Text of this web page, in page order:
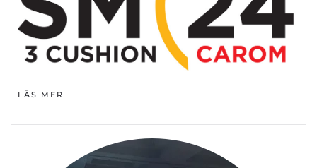
LÄS MER